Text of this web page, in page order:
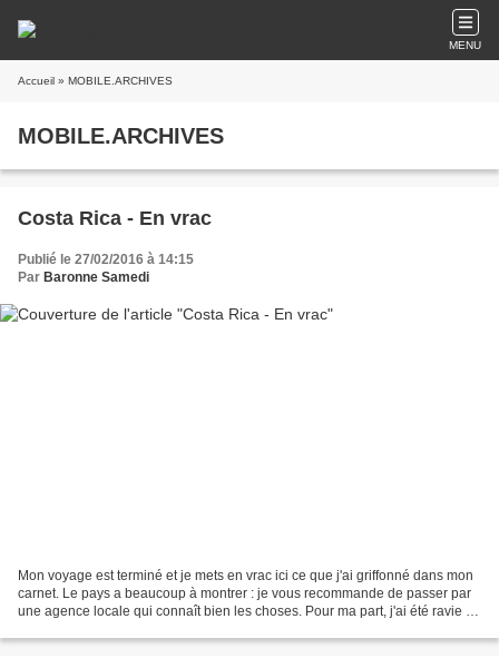
MENU
Accueil » MOBILE.ARCHIVES
MOBILE.ARCHIVES
Costa Rica - En vrac
Publié le 27/02/2016 à 14:15
Par Baronne Samedi
Mon voyage est terminé et je mets en vrac ici ce que j'ai griffonné dans mon
carnet. Le pays a beaucoup à montrer : je vous recommande de passer par
une agence locale qui connaît bien les choses. Pour ma part, j'ai été ravie du